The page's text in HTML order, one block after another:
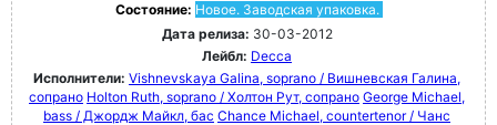
Состояние: Новое. Заводская упаковка.
Дата релиза: 30-03-2012
Лейбл: Decca
Исполнители: Vishnevskaya Galina, soprano / Вишневская Галина,
сопрано Holton Ruth, soprano / Холтон Рут, сопрано George Michael,
bass / Джордж Майкл, бас Chance Michael, countertenor / Чанс